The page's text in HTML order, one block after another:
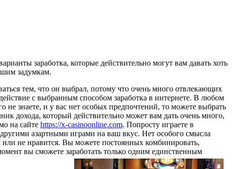
заработка, которые действительно могут вам давать хоть
задумкам.
тем, что он выбрал, потому что очень много отвлекающих
с выбранным способом заработка в интернете. В любом
знаете, и у вас нет особых предпочтений, то можете выбрать
дохода, который действительно может вам дать очень много,
на сайте https://x-casinoonline.com. Попросту играете в
азартными играми на ваш вкус. Нет особого смысла
или не нравится. Вы можете постоянных комбинировать,
вы сможете заработать только одним единственным